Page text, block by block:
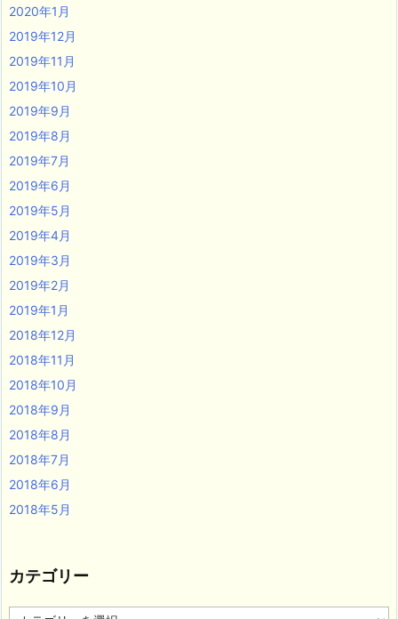
2020年1月
2019年12月
2019年11月
2019年10月
2019年9月
2019年8月
2019年7月
2019年6月
2019年5月
2019年4月
2019年3月
2019年2月
2019年1月
2018年12月
2018年11月
2018年10月
2018年9月
2018年8月
2018年7月
2018年6月
2018年5月
カテゴリー